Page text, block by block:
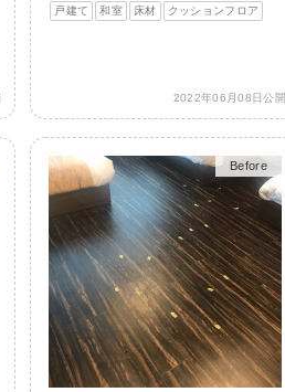
戸建て 和室 床材 クッションフロア
2022年06月08日公開
Before
After